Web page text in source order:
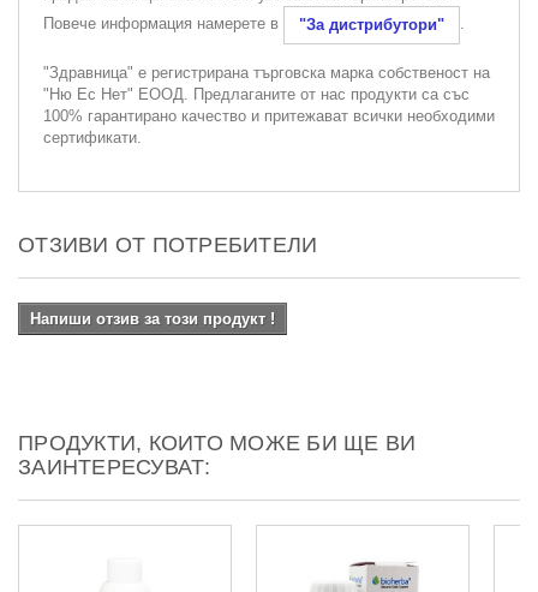
Повече информация намерете в
"За дистрибутори" .
"Здравница" е регистрирана търговска марка собственост на
"Ню Ес Нет" ЕООД. Предлаганите от нас продукти са със
100% гарантирано качество и притежават всички необходими
сертификати.
ОТЗИВИ ОТ ПОТРЕБИТЕЛИ
Напиши отзив за този продукт !
ПРОДУКТИ, КОИТО МОЖЕ БИ ЩЕ ВИ
ЗАИНТЕРЕСУВАТ: